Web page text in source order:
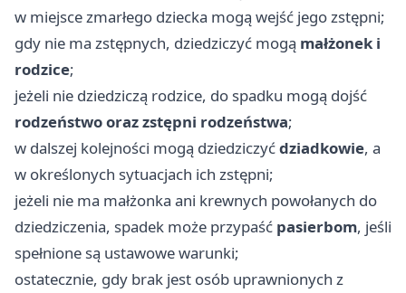
w miejsce zmarłego dziecka mogą wejść jego zstępni;
gdy nie ma zstępnych, dziedziczyć mogą małżonek i
rodzice;
jeżeli nie dziedziczą rodzice, do spadku mogą dojść
rodzeństwo oraz zstępni rodzeństwa;
w dalszej kolejności mogą dziedziczyćdziadkowie, a
w określonych sytuacjach ich zstępni;
jeżeli nie ma małżonka ani krewnych powołanych do
dziedziczenia, spadek może przypaść pasierbom, jeśli
spełnione są ustawowe warunki;
ostatecznie, gdy brak jest osób uprawnionych z